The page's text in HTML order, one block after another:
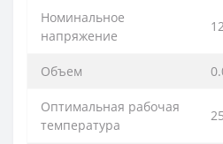
Номинальное
напряжение
Объем
Оптимальная рабочая
температура